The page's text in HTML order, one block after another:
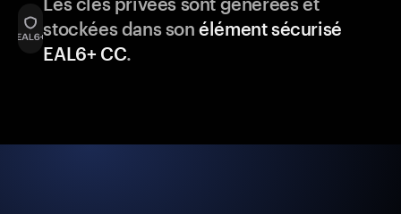
stockées dans sonélément sécurisé
EAL6+ CC.